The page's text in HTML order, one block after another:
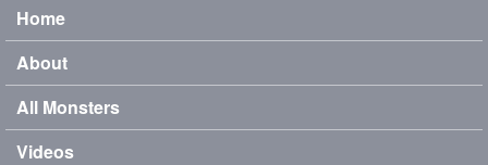
Home
About
All Monsters
Videos